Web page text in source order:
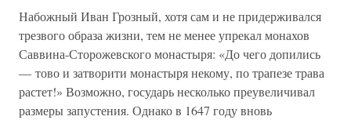
Набожный Иван Грозный, хотя сам и не придерживался
трезвого образа жизни, тем не менее упрекал монахов
Саввина-Сторожевского монастыря: «До чего допились
— тово и затворити монастыря некому, по трапезе трава
растет!» Возможно, государь несколько преувеличивал
размеры запустения. Однако в 1647 году вновь